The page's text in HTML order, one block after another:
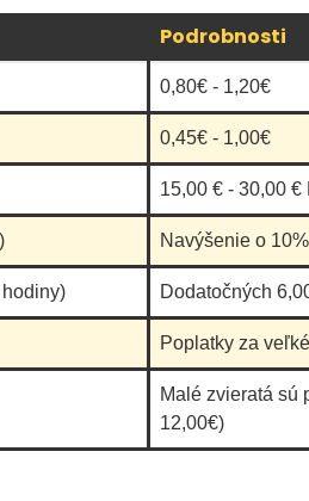
Podrobnosti
0,80€ - 1,20€
0,45€ - 1,00€
15,00 € - 30,00 €
Navýšenie o
Dodatočných
Poplatky za
Malé zvieratá sú
12,00€)